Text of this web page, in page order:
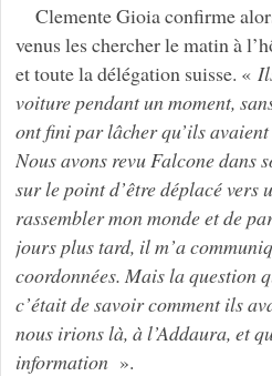
Clemente Gioia confirme
venus les chercher le matin à
et toute la délégation suisse. «
voiture pendant un moment,
ont fini par lâcher qu’ils
Nous avons revu Falcone dans
sur le point d’être déplacé vers
rassembler mon monde et de
jours plus tard, il m’a
coordonnées. Mais la question
c’était de savoir comment ils
nous irions là, à l’Addaura, et
information ».